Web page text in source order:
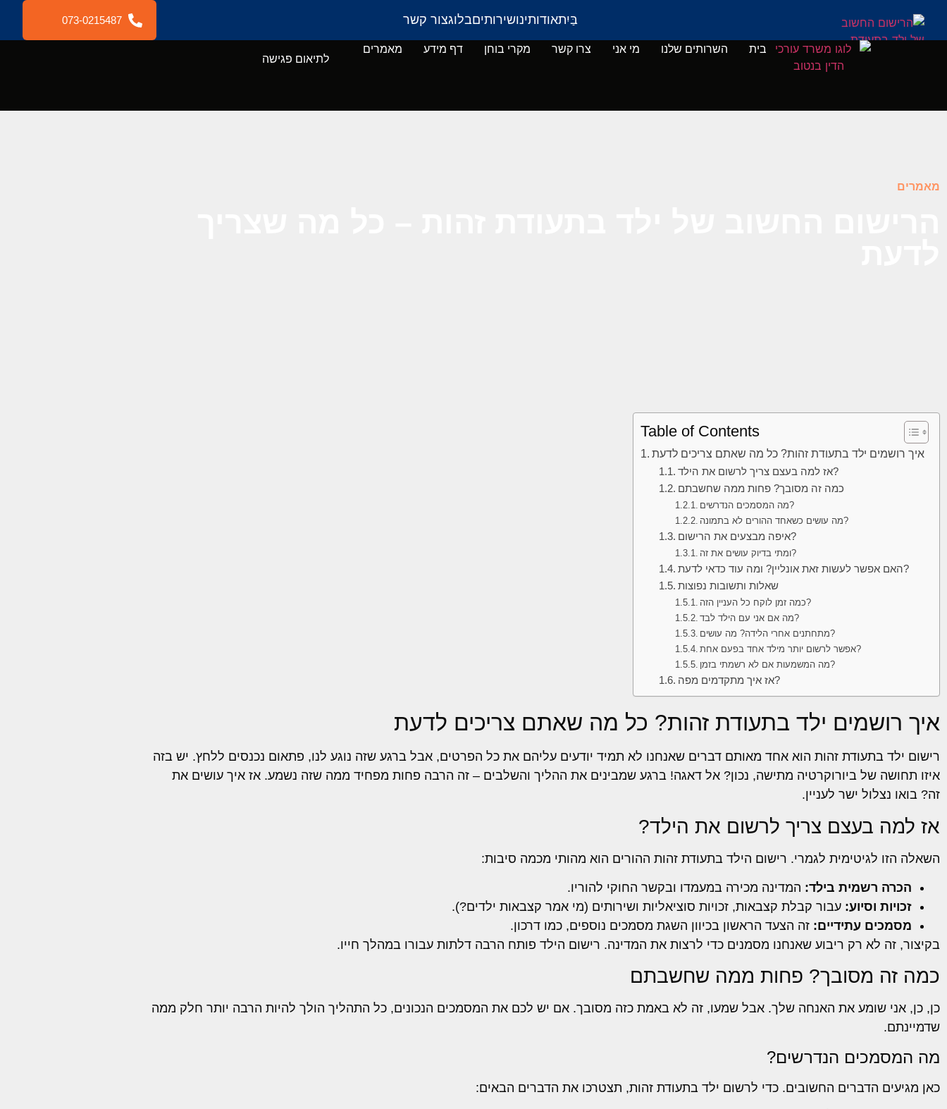
073-0215487 בַּיִתאודותינושירותיםבלוגצור קשר
בית השרותים שלנו מי אני צרו קשר מקרי בוחן דף מידע
מאמרים
לתיאום פגישה
מאמרים
Table of Contents
איך רושמים ילד בתעודת זהות? כל מה שאתם צריכים לדעת
אז למה בעצם צריך לרשום את הילד?
כמה זה מסובך? פחות ממה שחשבתם
מה המסמכים הנדרשים?
מה עושים כשאחד ההורים לא בתמונה?
איפה מבצעים את הרישום?
ומתי בדיוק עושים את זה?
האם אפשר לעשות זאת אונליין? ומה עוד כדאי לדעת?
שאלות ותשובות נפוצות
כמה זמן לוקח כל העניין הזה?
מה אם אני עם הילד לבד?
מתחתנים אחרי הלידה? מה עושים?
אפשר לרשום יותר מילד אחד בפעם אחת?
מה המשמעות אם לא רשמתי בזמן?
אז איך מתקדמים מפה?
איך רושמים ילד בתעודת זהות? כל מה שאתם צריכים לדעת
רישום ילד בתעודת זהות הוא אחד מאותם דברים שאנחנו לא תמיד יודעים עליהם את כל הפרטים, אבל ברגע שזה נוגע לנו, פתאום נכנסים ללחץ. יש בזה
איזו תחושה של ביורוקרטיה מתישה, נכון? אל דאגה! ברגע שמבינים את ההליך והשלבים – זה הרבה פחות מפחיד ממה שזה נשמע. אז איך עושים את
זה? בואו נצלול ישר לעניין.
אז למה בעצם צריך לרשום את הילד?
השאלה הזו לגיטימית לגמרי. רישום הילד בתעודת זהות ההורים הוא מהותי מכמה סיבות:
הכרה רשמית בילד: המדינה מכירה במעמדו ובקשר החוקי להוריו.
זכויות וסיוע: עבור קבלת קצבאות, זכויות סוציאליות ושירותים (מי אמר קצבאות ילדים?).
מסמכים עתידיים: זה הצעד הראשון בכיוון השגת מסמכים נוספים, כמו דרכון.
בקיצור, זה לא רק ריבוע שאנחנו מסמנים כדי לרצות את המדינה. רישום הילד פותח הרבה דלתות עבורו במהלך חייו.
כמה זה מסובך? פחות ממה שחשבתם
כן, כן, אני שומע את האנחה שלך. אבל שמעו, זה לא באמת כזה מסובך. אם יש לכם את המסמכים הנכונים, כל התהליך הולך להיות הרבה יותר חלק ממה
שדמיינתם.
מה המסמכים הנדרשים?
כאן מגיעים הדברים החשובים. כדי לרשום ילד בתעודת זהות, תצטרכו את הדברים הבאים: